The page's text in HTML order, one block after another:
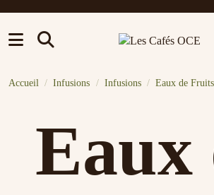
Accueil Infusions Infusions Eaux de Fruits
Eaux